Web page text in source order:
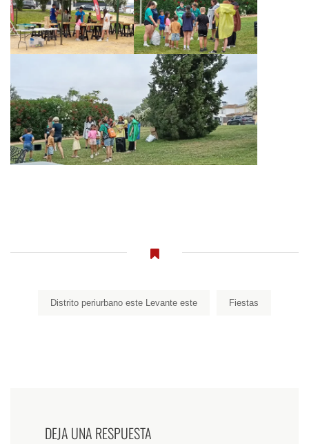
Distrito periurbano este Levante este Fiestas
DEJA UNA RESPUESTA